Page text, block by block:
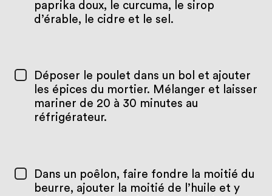
paprika doux, le curcuma, le sirop
d’érable, le cidre et le sel.
Déposer le poulet dans un bol et ajouter
les épices du mortier. Mélanger et laisser
mariner de 20 à 30 minutes au
réfrigérateur.
Dans un poêlon, faire fondre la moitié du
beurre, ajouter la moitié de l’huile et y